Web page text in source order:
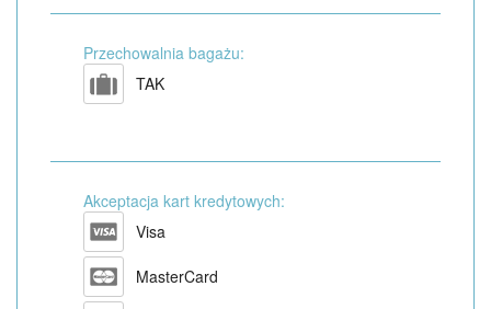
Przechowalnia bagażu:
TAK
Akceptacja kart kredytowych:
Visa
MasterCard